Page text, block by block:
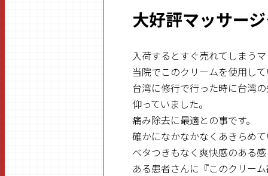
大好評マッサー
入荷するとすぐ売れてしまう
当院でこのクリームを使用し
台湾に修行で行った時に台湾
仰っていました。
痛み除去に最適との事です。
確かになかなかなくあきらめ
ベタつきもなく爽快感のある
ある患者さんに『このクリー